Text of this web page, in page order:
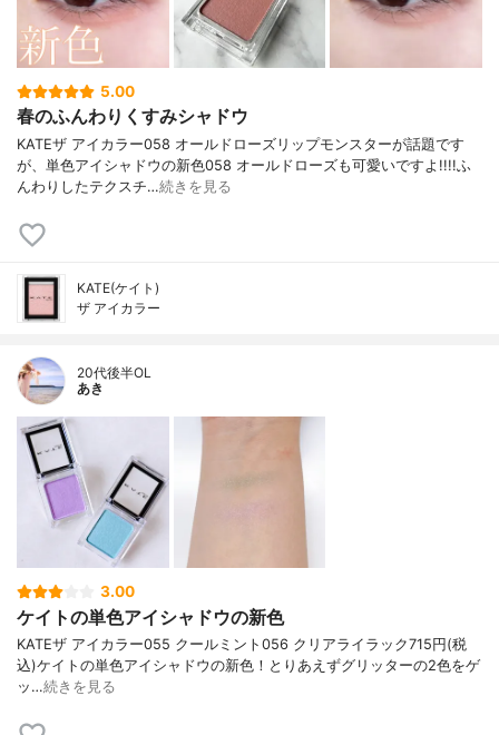
5.00
春のふんわりくすみシャドウ
KATEザ アイカラー058 オールドローズリップモンスターが話題です
が、単色アイシャドウの新色058 オールドローズも可愛いですよ!!!!ふ
んわりしたテクスチ…続きを見る
KATE(ケイト)
ザ アイカラー
20代後半OL
あき
3.00
ケイトの単色アイシャドウの新色
KATE ザ アイカラー 055 クールミント 056 クリアライラック 715円(税
込) ケイトの単色アイシャドウの新色！ とりあえずグリッターの2色をゲ
ッ…続きを見る